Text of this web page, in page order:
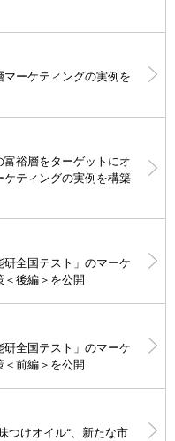
マーケティングの実例を
富裕層をターゲットにオ
ケティングの実例を構築
研全国テスト」のマーケ
後編＞を公開
研全国テスト」のマーケ
前編＞を公開
つけオイル“、新たな市